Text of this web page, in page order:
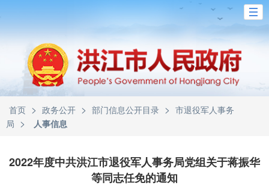
首页 > 政务公开 > 部门信息公开目录 > 市退役军人事务
局 > 人事信息
2022年度中共洪江市退役军人事务局党组关于蒋振华
等同志任免的通知